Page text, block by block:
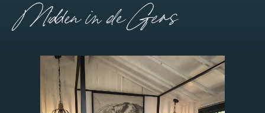
Midden in de Gers